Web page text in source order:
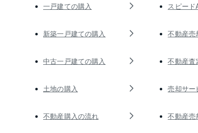
一戸建ての購入
新築一戸建ての購入
中古一戸建ての購入
土地の購入
不動産購入の流れ
スピード
不動産売
不動産査
売却サー
不動産売